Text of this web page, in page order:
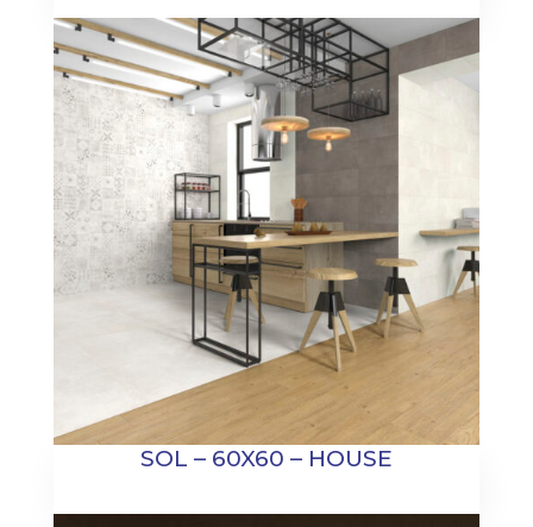
SOL – 60X60 – HOUSE